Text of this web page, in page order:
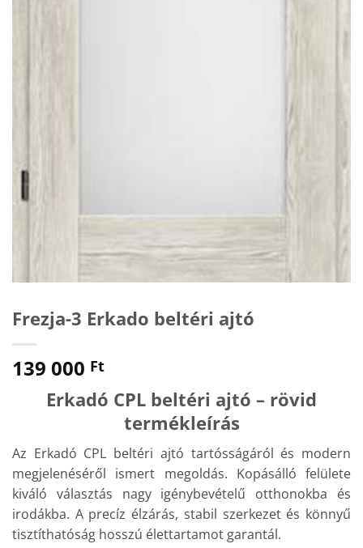
Frezja-3 Erkado beltéri ajtó
139 000 Ft
Erkadó CPL beltéri ajtó – rövid
termékleírás
Az Erkadó CPL beltéri ajtó tartósságáról és modern
megjelenéséről ismert megoldás. Kopásálló felülete
kiváló választás nagy igénybevételű otthonokba és
irodákba. A precíz élzárás, stabil szerkezet és könnyű
tisztíthatóság hosszú élettartamot garantál.